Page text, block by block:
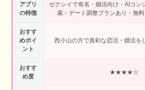
アプリ
の特徴
ゼクシイで有名・婚活向け・AIコン
索・デート調整プランあり・無
おすす
めポイ
ント
西小山の方で真剣な恋活・婚活を
おすす
め度
★★★★☆